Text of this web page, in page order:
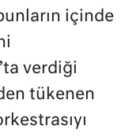
içinde
verdiği
tükenen